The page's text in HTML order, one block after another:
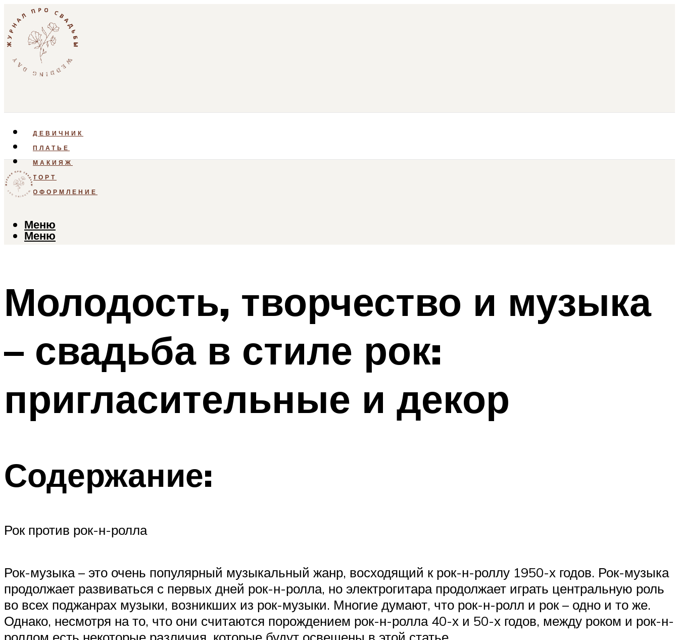
ДЕВИЧНИК
ПЛАТЬЕ
МАКИЯЖ
ТОРТ
ОФОРМЛЕНИЕ
Меню
Меню
Молодость, творчество и музыка
– свадьба в стиле рок:
пригласительные и декор
Содержание:
Рок против рок-н-ролла
Рок-музыка – это очень популярный музыкальный жанр, восходящий к рок-н-роллу 1950-х годов. Рок-музыка
продолжает развиваться с первых дней рок-н-ролла, но электрогитара продолжает играть центральную роль
во всех поджанрах музыки, возникших из рок-музыки. Многие думают, что рок-н-ролл и рок – одно и то же.
Однако, несмотря на то, что они считаются порождением рок-н-ролла 40-х и 50-х годов, между роком и рок-н-
роллом есть некоторые различия, которые будут освещены в этой статье.